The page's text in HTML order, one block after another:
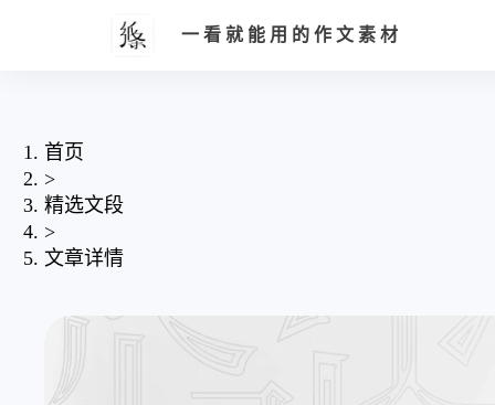
一看就能用的作文素材
首页
>
精选文段
>
文章详情